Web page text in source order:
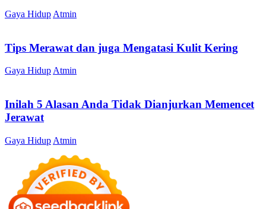
Gaya Hidup Atmin
Tips Merawat dan juga Mengatasi Kulit Kering
Gaya Hidup Atmin
Inilah 5 Alasan Anda Tidak Dianjurkan Memencet
Jerawat
Gaya Hidup Atmin